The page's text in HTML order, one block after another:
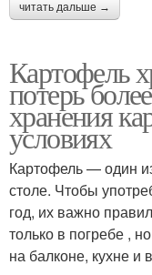
читать дальше →
Картофель
потерь
хранения
условиях
Картофель — один
столе. Чтобы
год, их важно
только в погребе ,
на балконе, кухне и